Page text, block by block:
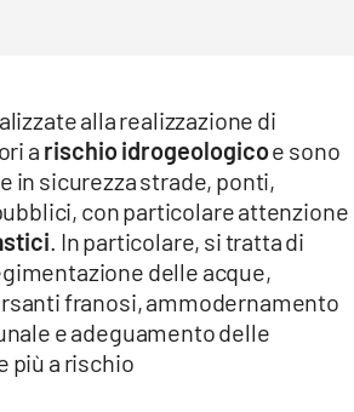
alla realizzazione di
a rischio idrogeologicoe sono
in sicurezza strade, ponti,
con particolare attenzione
. In particolare, si tratta di
delle acque,
franosi, ammodernamento
e adeguamento delle
più a rischio